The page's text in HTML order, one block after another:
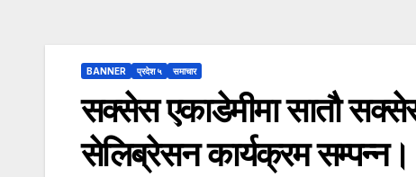
BANNER प्रदेश ५ समाचार
सक्सेस एकाडेमीमा सातौ
सेलिब्रेसन कार्यक्रम सम्पन्न।